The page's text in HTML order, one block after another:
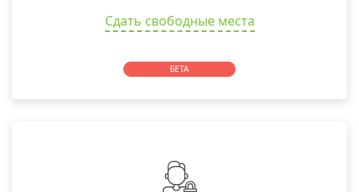
Сдать свободные места
БЕТА